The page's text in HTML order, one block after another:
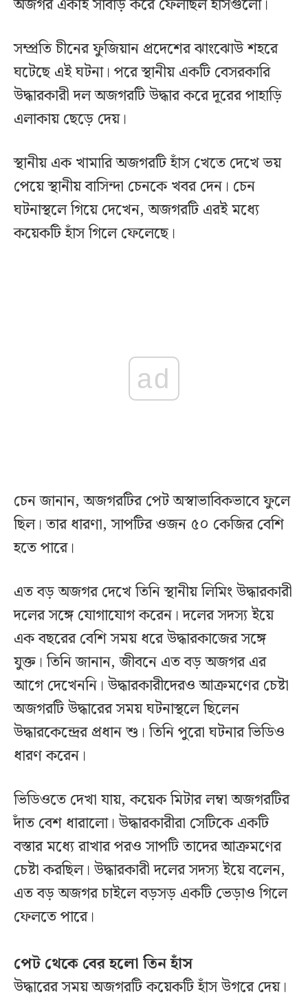
অজগর একাই সাবাড় করে ফেলছিল হাঁসগুলো।
সম্প্রতি চীনের ফুজিয়ান প্রদেশের ঝাংঝোউ শহরে
ঘটেছে এই ঘটনা। পরে স্থানীয় একটি বেসরকারি
উদ্ধারকারী দল অজগরটি উদ্ধার করে দূরের পাহাড়ি
এলাকায় ছেড়ে দেয়।
স্থানীয় এক খামারি অজগরটি হাঁস খেতে দেখে ভয়
পেয়ে স্থানীয় বাসিন্দা চেনকে খবর দেন। চেন
ঘটনাস্থলে গিয়ে দেখেন, অজগরটি এরই মধ্যে
কয়েকটি হাঁস গিলে ফেলেছে।
ad
চেন জানান, অজগরটির পেট অস্বাভাবিকভাবে ফুলে
ছিল। তার ধারণা, সাপটির ওজন ৫০ কেজির বেশি
হতে পারে।
এত বড় অজগর দেখে তিনি স্থানীয় লিমিং উদ্ধারকারী
দলের সঙ্গে যোগাযোগ করেন। দলের সদস্য ইয়ে
এক বছরের বেশি সময় ধরে উদ্ধারকাজের সঙ্গে
যুক্ত। তিনি জানান, জীবনে এত বড় অজগর এর
আগে দেখেননি। উদ্ধারকারীদেরও আক্রমণের চেষ্টা
অজগরটি উদ্ধারের সময় ঘটনাস্থলে ছিলেন
উদ্ধারকেন্দ্রের প্রধান শু। তিনি পুরো ঘটনার ভিডিও
ধারণ করেন।
ভিডিওতে দেখা যায়, কয়েক মিটার লম্বা অজগরটির
দাঁত বেশ ধারালো। উদ্ধারকারীরা সেটিকে একটি
বস্তার মধ্যে রাখার পরও সাপটি তাদের আক্রমণের
চেষ্টা করছিল। উদ্ধারকারী দলের সদস্য ইয়ে বলেন,
এত বড় অজগর চাইলে বড়সড় একটি ভেড়াও গিলে
ফেলতে পারে।
পেট থেকে বের হলো তিন হাঁস
উদ্ধারের সময় অজগরটি কয়েকটি হাঁস উগরে দেয়।